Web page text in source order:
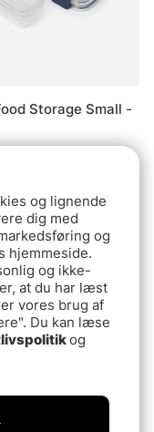
Storage Small -
og lignende
dig med
og
hjemmeside.
og ikke-
at du har læst
vores brug af
Du kan læse
og